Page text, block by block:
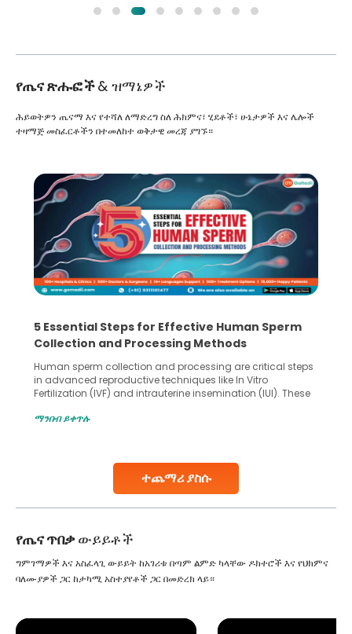
የጤና ጽሑፎች& ዝማኔዎች
ተጨማሪ ያስሱ
ሕይወትዎን ጤናማ እና የተሻለ ለማድረግ ስለ ሕክምና፣ ሂደቶች፣ ሁኔታዎች እና ሌሎች
ተዛማጅ መስፈርቶችን በተመለከተ ወቅታዊ መረጃ ያግኙ።
5 Essential Steps for Effective Human Sperm
Collection and Processing Methods
Human sperm collection and processing are critical steps
in advanced reproductive techniques like In Vitro
Fertilization (IVF) and intrauterine insemination (IUI). These
challenges and help couples achieve their dream of
collected, they process the
ማንበብ ይቀጥሉ
የጤና ጥበቃውይይቶች
ግምገማዎች እና አስፈላጊ ውይይት ከአገሪቱ በጣም ልምድ ካላቸው ዶክተሮች እና የህክምና
ባለሙያዎች ጋር ከታካሚ አስተያየቶች ጋር በመድረክ ላይ።